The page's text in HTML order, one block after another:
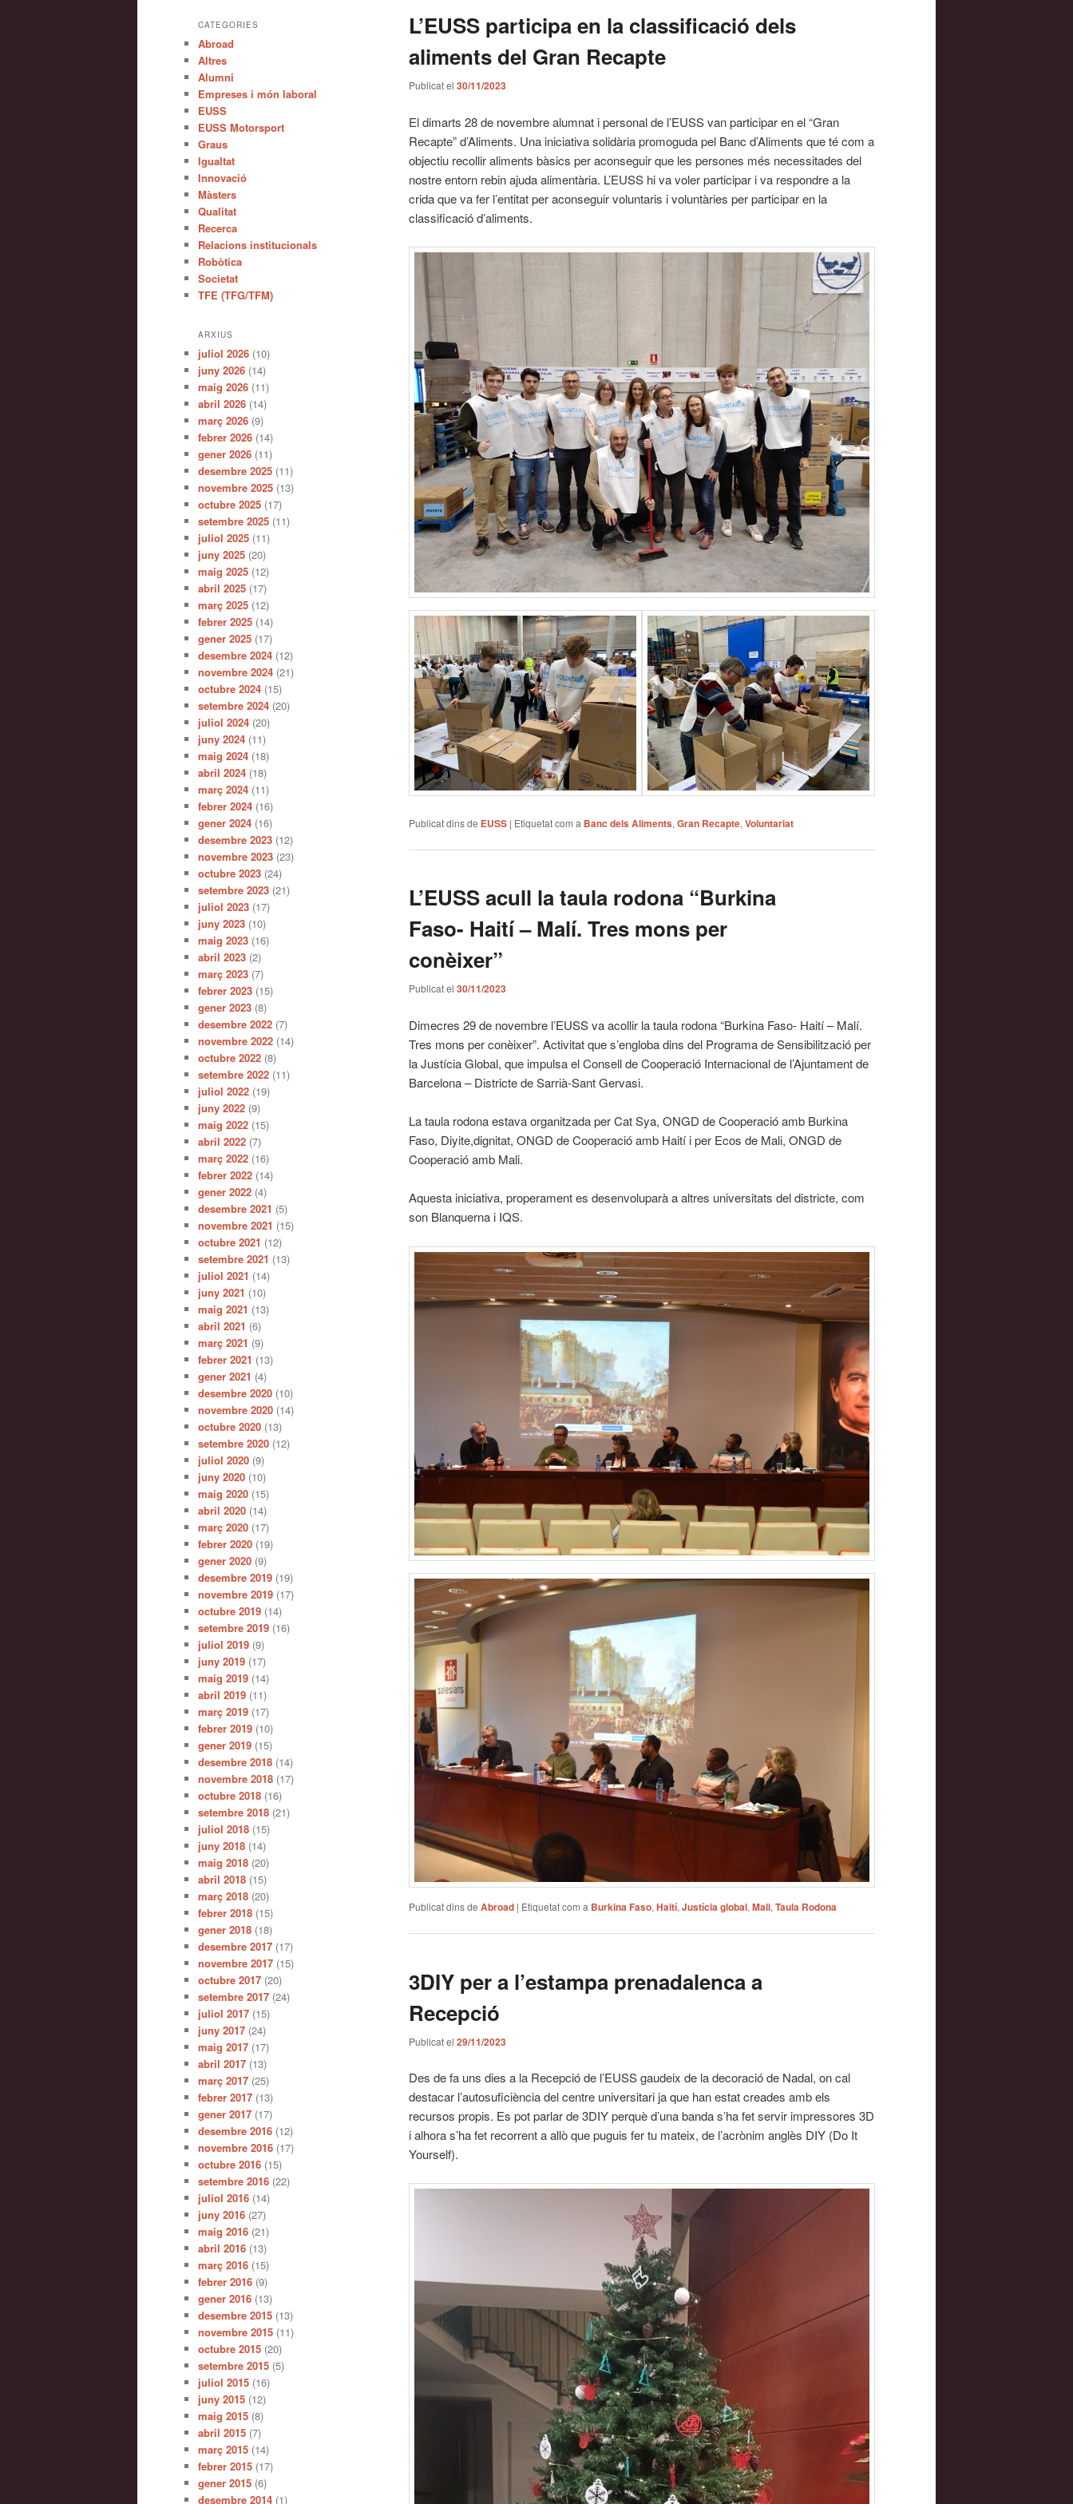
L’EUSS participa en la classificació dels
aliments del Gran Recapte
Publicat el 30/11/2023
El dimarts 28 de novembre alumnat i personal de l’EUSS van participar en el “Gran
Recapte” d’Aliments. Una iniciativa solidària promoguda pel Banc d’Aliments que té com a
objectiu recollir aliments bàsics per aconseguir que les persones més necessitades del
nostre entorn rebin ajuda alimentària. L’EUSS hi va voler participar i va respondre a la
crida que va fer l’entitat per aconseguir voluntaris i voluntàries per participar en la
classificació d’aliments.
Publicat dins de EUSS | Etiquetat com a Banc dels Aliments, Gran Recapte, Voluntariat
L’EUSS acull la taula rodona “Burkina
Faso- Haití – Malí. Tres mons per
conèixer”
Publicat el 30/11/2023
Dimecres 29 de novembre l’EUSS va acollir la taula rodona “Burkina Faso- Haití – Malí.
Tres mons per conèixer”. Activitat que s’engloba dins del Programa de Sensibilització per
la Justícia Global, que impulsa el Consell de Cooperació Internacional de l’Ajuntament de
Barcelona – Districte de Sarrià-Sant Gervasi.
La taula rodona estava organitzada per Cat Sya, ONGD de Cooperació amb Burkina
Faso, Diyite,dignitat, ONGD de Cooperació amb Haití i per Ecos de Mali, ONGD de
Cooperació amb Mali.
Aquesta iniciativa, properament es desenvoluparà a altres universitats del districte, com
son Blanquerna i IQS.
Publicat dins de Abroad | Etiquetat com a Burkina Faso, Haití, Justícia global, Mali, Taula Rodona
3DIY per a l’estampa prenadalenca a
Recepció
Publicat el 29/11/2023
Des de fa uns dies a la Recepció de l’EUSS gaudeix de la decoració de Nadal, on cal
destacar l’autosuficiència del centre universitari ja que han estat creades amb els
recursos propis. Es pot parlar de 3DIY perquè d’una banda s’ha fet servir impressores 3D
i alhora s’ha fet recorrent a allò que puguis fer tu mateix, de l’acrònim anglès DIY (Do It
Yourself).
CATEGORIES
Abroad
Altres
Alumni
Empreses i món laboral
EUSS
EUSS Motorsport
Graus
Igualtat
Innovació
Màsters
Qualitat
Recerca
Relacions institucionals
Robòtica
Societat
TFE (TFG/TFM)
ARXIUS
juliol 2026 (10)
juny 2026 (14)
maig 2026 (11)
abril 2026 (14)
març 2026 (9)
febrer 2026 (14)
gener 2026 (11)
desembre 2025 (11)
novembre 2025 (13)
octubre 2025 (17)
setembre 2025 (11)
juliol 2025 (11)
juny 2025 (20)
maig 2025 (12)
abril 2025 (17)
març 2025 (12)
febrer 2025 (14)
gener 2025 (17)
desembre 2024 (12)
novembre 2024 (21)
octubre 2024 (15)
setembre 2024 (20)
juliol 2024 (20)
juny 2024 (11)
maig 2024 (18)
abril 2024 (18)
març 2024 (11)
febrer 2024 (16)
gener 2024 (16)
desembre 2023 (12)
novembre 2023 (23)
octubre 2023 (24)
setembre 2023 (21)
juliol 2023 (17)
juny 2023 (10)
maig 2023 (16)
abril 2023 (2)
març 2023 (7)
febrer 2023 (15)
gener 2023 (8)
desembre 2022 (7)
novembre 2022 (14)
octubre 2022 (8)
setembre 2022 (11)
juliol 2022 (19)
juny 2022 (9)
maig 2022 (15)
abril 2022 (7)
març 2022 (16)
febrer 2022 (14)
gener 2022 (4)
desembre 2021 (5)
novembre 2021 (15)
octubre 2021 (12)
setembre 2021 (13)
juliol 2021 (14)
juny 2021 (10)
maig 2021 (13)
abril 2021 (6)
març 2021 (9)
febrer 2021 (13)
gener 2021 (4)
desembre 2020 (10)
novembre 2020 (14)
octubre 2020 (13)
setembre 2020 (12)
juliol 2020 (9)
juny 2020 (10)
maig 2020 (15)
abril 2020 (14)
març 2020 (17)
febrer 2020 (19)
gener 2020 (9)
desembre 2019 (19)
novembre 2019 (17)
octubre 2019 (14)
setembre 2019 (16)
juliol 2019 (9)
juny 2019 (17)
maig 2019 (14)
abril 2019 (11)
març 2019 (17)
febrer 2019 (10)
gener 2019 (15)
desembre 2018 (14)
novembre 2018 (17)
octubre 2018 (16)
setembre 2018 (21)
juliol 2018 (15)
juny 2018 (14)
maig 2018 (20)
abril 2018 (15)
març 2018 (20)
febrer 2018 (15)
gener 2018 (18)
desembre 2017 (17)
novembre 2017 (15)
octubre 2017 (20)
setembre 2017 (24)
juliol 2017 (15)
juny 2017 (24)
maig 2017 (17)
abril 2017 (13)
març 2017 (25)
febrer 2017 (13)
gener 2017 (17)
desembre 2016 (12)
novembre 2016 (17)
octubre 2016 (15)
setembre 2016 (22)
juliol 2016 (14)
juny 2016 (27)
maig 2016 (21)
abril 2016 (13)
març 2016 (15)
febrer 2016 (9)
gener 2016 (13)
desembre 2015 (13)
novembre 2015 (11)
octubre 2015 (20)
setembre 2015 (5)
juliol 2015 (16)
juny 2015 (12)
maig 2015 (8)
abril 2015 (7)
març 2015 (14)
febrer 2015 (17)
gener 2015 (6)
desembre 2014 (1)